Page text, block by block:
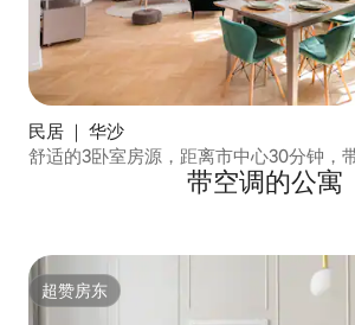
民居 ｜ 华沙
舒适的3卧室房源，距离市中心30分钟，
带空调的公寓
超赞房东
超赞房东